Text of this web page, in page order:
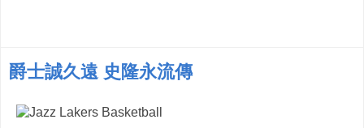
爵士誠久遠 史隆永流傳